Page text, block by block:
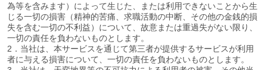
為等を含みます）によって生じた、または利用できないことから生
じる一切の損害（精神的苦痛、求職活動の中断、その他の金銭的損
失を含む一切の不利益）について、故意または重過失がない限り、
一切の責任を負わないものとします。
2．当社は、本サービスを通じて第三者が提供するサービスが利用
者に与える損害について、一切の責任を負わないものとします。